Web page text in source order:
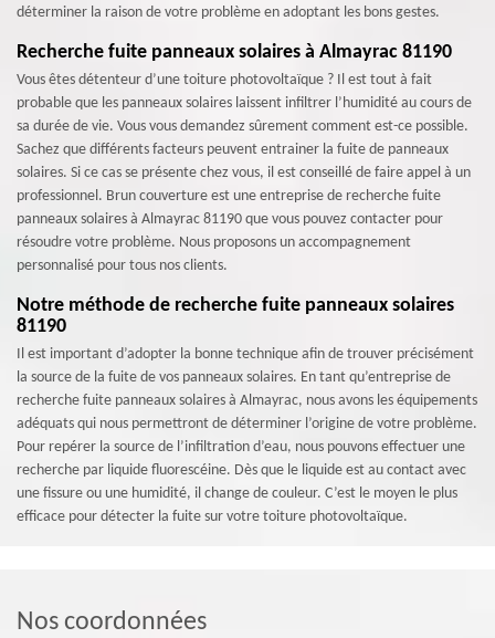
déterminer la raison de votre problème en adoptant les bons gestes.
Recherche fuite panneaux solaires à Almayrac 81190
Vous êtes détenteur d’une toiture photovoltaïque ? Il est tout à fait
probable que les panneaux solaires laissent infiltrer l’humidité au cours de
sa durée de vie. Vous vous demandez sûrement comment est-ce possible.
Sachez que différents facteurs peuvent entrainer la fuite de panneaux
solaires. Si ce cas se présente chez vous, il est conseillé de faire appel à un
professionnel. Brun couverture est une entreprise de recherche fuite
panneaux solaires à Almayrac 81190 que vous pouvez contacter pour
résoudre votre problème. Nous proposons un accompagnement
personnalisé pour tous nos clients.
Notre méthode de recherche fuite panneaux solaires
81190
Il est important d’adopter la bonne technique afin de trouver précisément
la source de la fuite de vos panneaux solaires. En tant qu’entreprise de
recherche fuite panneaux solaires à Almayrac, nous avons les équipements
adéquats qui nous permettront de déterminer l’origine de votre problème.
Pour repérer la source de l’infiltration d’eau, nous pouvons effectuer une
recherche par liquide fluorescéine. Dès que le liquide est au contact avec
une fissure ou une humidité, il change de couleur. C’est le moyen le plus
efficace pour détecter la fuite sur votre toiture photovoltaïque.
Nos coordonnées